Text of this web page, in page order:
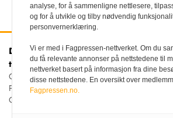
Den norske
tannlegeforenings Tidende
Christiania Torv 5, 0158 Oslo
Postboks 2073 Vika, 0125
OSLO
Tlf:22
E-post:
analyse, for å sammenligne nettlesere,
og for å utvikle og tilby nødvendig
personvernerklæring.
Vi er med i Fagpressen-nettverket. Om du
du få relevante annonser på nettstedene til
nettverket basert på informasjon fra dine
disse nettstedene. En oversikt over
Fagpressen.no.